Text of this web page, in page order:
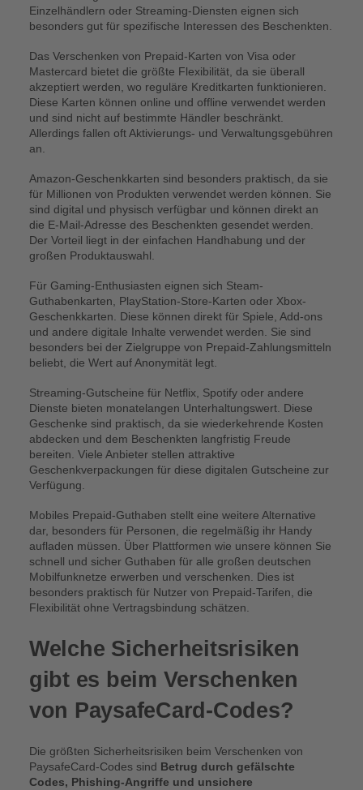
Einzelhändlern oder Streaming-Diensten eignen sich
besonders gut für spezifische Interessen des Beschenkten.
Das Verschenken von Prepaid-Karten von Visa oder
Mastercard bietet die größte Flexibilität, da sie überall
akzeptiert werden, wo reguläre Kreditkarten funktionieren.
Diese Karten können online und offline verwendet werden
und sind nicht auf bestimmte Händler beschränkt.
Allerdings fallen oft Aktivierungs- und Verwaltungsgebühren
an.
Amazon-Geschenkkarten sind besonders praktisch, da sie
für Millionen von Produkten verwendet werden können. Sie
sind digital und physisch verfügbar und können direkt an
die E-Mail-Adresse des Beschenkten gesendet werden.
Der Vorteil liegt in der einfachen Handhabung und der
großen Produktauswahl.
Für Gaming-Enthusiasten eignen sich Steam-
Guthabenkarten, PlayStation-Store-Karten oder Xbox-
Geschenkkarten. Diese können direkt für Spiele, Add-ons
und andere digitale Inhalte verwendet werden. Sie sind
besonders bei der Zielgruppe von Prepaid-Zahlungsmitteln
beliebt, die Wert auf Anonymität legt.
Streaming-Gutscheine für Netflix, Spotify oder andere
Dienste bieten monatelangen Unterhaltungswert. Diese
Geschenke sind praktisch, da sie wiederkehrende Kosten
abdecken und dem Beschenkten langfristig Freude
bereiten. Viele Anbieter stellen attraktive
Geschenkverpackungen für diese digitalen Gutscheine zur
Verfügung.
Mobiles Prepaid-Guthaben stellt eine weitere Alternative
dar, besonders für Personen, die regelmäßig ihr Handy
aufladen müssen. Über Plattformen wie unsere können Sie
schnell und sicher Guthaben für alle großen deutschen
Mobilfunknetze erwerben und verschenken. Dies ist
besonders praktisch für Nutzer von Prepaid-Tarifen, die
Flexibilität ohne Vertragsbindung schätzen.
Welche Sicherheitsrisiken
gibt es beim Verschenken
von PaysafeCard-Codes?
Die größten Sicherheitsrisiken beim Verschenken von
PaysafeCard-Codes sind Betrug durch gefälschte
Codes, Phishing-Angriffe und unsichere